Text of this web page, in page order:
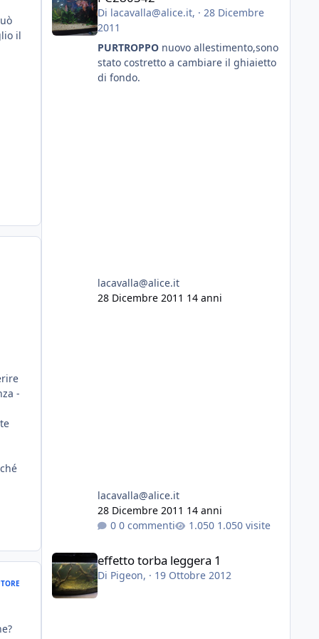
il
-
Di lacavalla@alice.it, · 28 Dicembre
2011
PURTROPPOnuovo allestimento,sono
stato costretto a cambiare il ghiaietto
di fondo.
lacavalla@alice.it
28 Dicembre 2011 14 anni
lacavalla@alice.it
28 Dicembre 2011 14 anni
0 commenti
1.050 visite
effetto torba leggera 1
effetto torba leggera 1
Di Pigeon, · 19 Ottobre 2012